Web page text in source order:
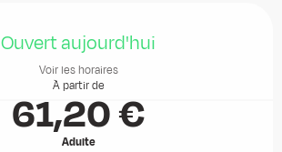
Ouvert aujourd'hui
Voir les horaires
À partir de
61,20 €
Adulte